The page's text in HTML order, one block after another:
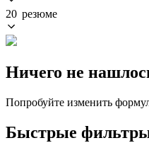
20 резюме
Ничего не
Попробуйте изменить
Быстрые